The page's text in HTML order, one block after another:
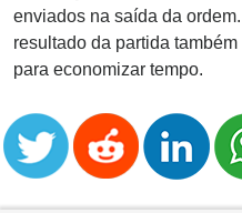
enviados na saída da
resultado da partida
para economizar tempo.